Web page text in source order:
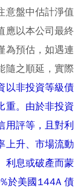
意盤中估計淨值
應以本公司最終
為預估，如遇連
隨之順延，實際
以非投資等級債
重。由於非投資
用評等，且對利
上升、市場流動
利息或破產而蒙
於美國144A 債